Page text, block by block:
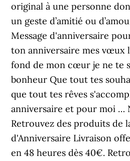
original à une personne
un geste d’amitié ou
Message d'anniversaire
ton anniversaire mes vœux
fond de mon cœur je ne te
bonheur Que tout tes
que tout tes rêves
anniversaire et pour moi …
Retrouvez des produits de
d'Anniversaire Livraison
en 48 heures dès 40€.